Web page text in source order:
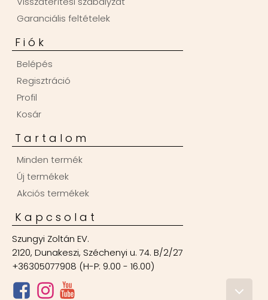
Garanciális feltételek
Fiók
Belépés
Regisztráció
Profil
Kosár
Tartalom
Minden termék
Új termékek
Akciós termékek
Kapcsolat
Szungyi Zoltán EV.
2120, Dunakeszi, Széchenyi u. 74. B/2/27
+36305077908 (H-P: 9.00 - 16.00)